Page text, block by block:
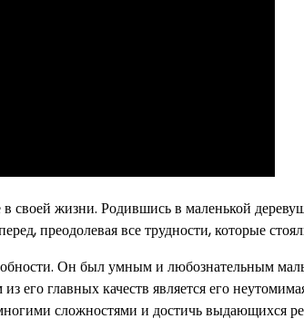
своей жизни. Родившись в маленькой
преодолевая все трудности, которые
Он был умным и любознательным
его главных качеств является его
сложностями и достичь выдающихся